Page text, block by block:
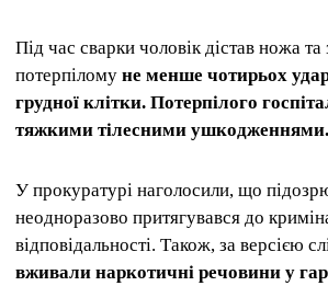
Під час сварки чоловік дістав ножа та
потерпілому не менше чотирьох
грудної клітки. Потерпілого
тяжкими тілесними ушкодженнями.
У прокуратурі наголосили, що
неодноразово притягувався до
відповідальності. Також, за версією
вживали наркотичні речовини у